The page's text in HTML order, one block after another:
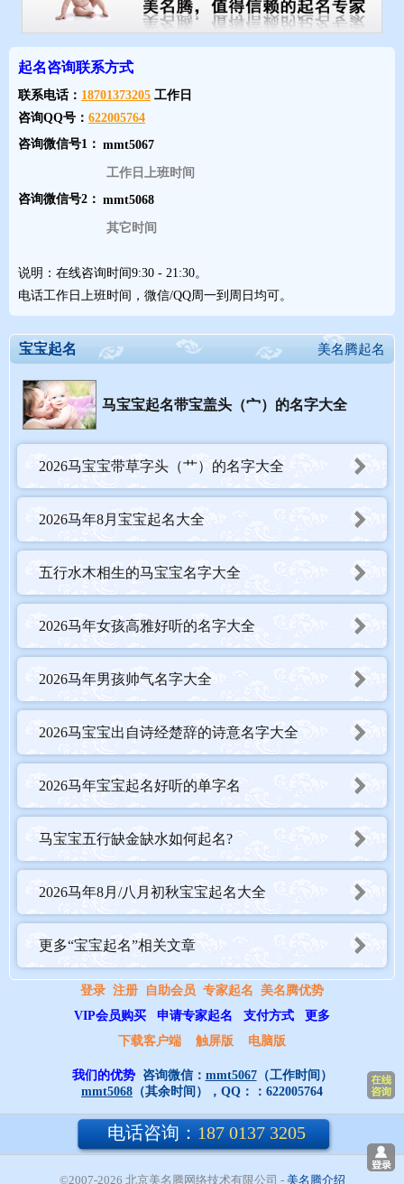
2026马年8月初秋宝宝起名大全
四、2026马年8月宝宝起名更多雅致双字名灵感
意，男女皆宜。
星野：星空下的原野，正是骏马奔驰的天地，画面感十足，适合男
孩。
清妍：“清”显纯净，“妍”表美丽，适合气质清雅的女孩。
云驰：取自“云卷云舒”，寓意自由洒脱、志向高远，适合男孩。
五、2026马年8月取名小贴士：避开误区，锦上添花
为八月马宝宝取名时，除了选用好字，也需注意传统习俗中的一些
讲究：
规避相冲字根：传统认为马与鼠相冲、与牛相害，名字中宜避
开“子、鼠、丑、牛”等字根。
劳之象，“口”字如“困”局，被认为不利于马儿施展才华。
避免水势过猛：虽然补水有益，但“江、河、海”等过于泛滥的字，
传统上认为可能让马儿“失足”，选用“溪、涵、汐”这类温润的水象
字更为妥当。
一个好名字，凝聚着父母的爱与期许，也将伴随孩子走过漫长人
生。愿每个马年八月的小宝贝，都能带着这份美好的祝福，如骏马
般自由驰骋，前程似锦。
马宝宝起名专业工具推荐，宝宝起名 ，姓名测试打分，大师起名
起名咨询联系方式
联系电话： 18701373205 工作日
咨询QQ号： 622005764
咨询微信号1：
工作日上班时间
咨询微信号2：
其它时间
说明：在线咨询时间9:30 - 21:30。
电话工作日上班时间，微信/QQ周一到周日均可。
美名腾起名
宝宝起名
马宝宝起名带宝盖头（宀）的名字大全
2026马宝宝带草字头（艹）的名字大全
2026马年8月宝宝起名大全
五行水木相生的马宝宝名字大全
2026马年女孩高雅好听的名字大全
2026马年男孩帅气名字大全
2026马宝宝出自诗经楚辞的诗意名字大全
2026马年宝宝起名好听的单字名
马宝宝五行缺金缺水如何起名?
2026马年8月/八月初秋宝宝起名大全
更多“宝宝起名”相关文章
登录 注册 自助会员 专家起名 美名腾优势
VIP会员购买
申请专家起名 支付方式
更多
下载客户端
触屏版 电脑版
我们的优势 咨询微信： mmt5067（工作时间）
mmt5068 （其余时间），QQ：： 622005764
电话咨询： 187 0137 3205
©2007-2026 北京美名腾网络技术有限公司 - 美名腾介绍